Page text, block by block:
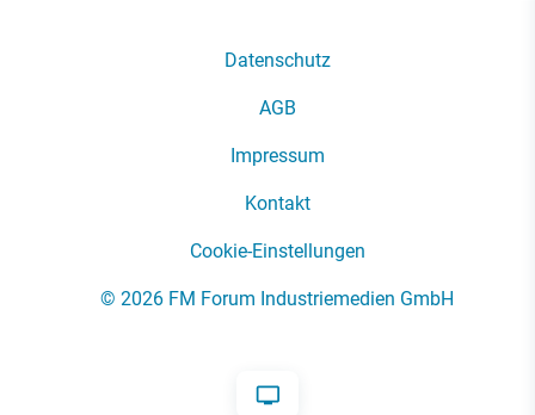
Datenschutz
AGB
Impressum
Kontakt
Cookie-Einstellungen
© 2026 FM Forum Industriemedien GmbH